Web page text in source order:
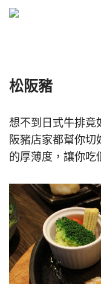
松阪豬
想不到日式牛排竟
阪豬店家都幫你
的厚薄度，讓你吃